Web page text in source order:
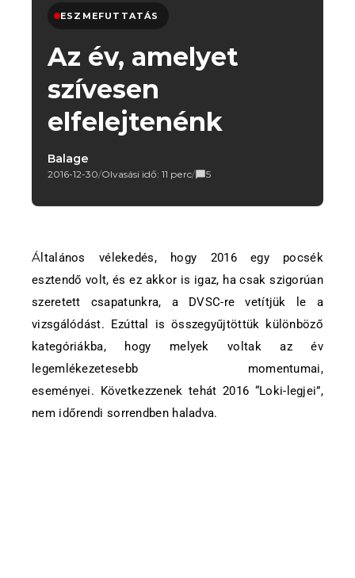
ESZMEFUTTATÁS
Az év, amelyet
szívesen
elfelejtenénk
Balage
2016-12-30/Olvasási idő: 11 perc/ 5
Általános vélekedés, hogy 2016 egy pocsék
esztendő volt, és ez akkor is igaz, ha csak szigorúan
szeretett csapatunkra, a DVSC-re vetítjük le a
vizsgálódást. Ezúttal is összegyűjtöttük különböző
kategóriákba, hogy melyek voltak az év
legemlékezetesebb momentumai,
eseményei. Következzenek tehát 2016 “Loki-legjei”,
nem időrendi sorrendben haladva.